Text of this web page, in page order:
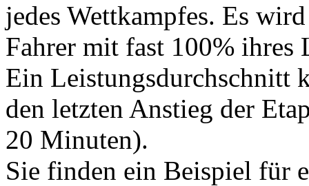
jedes Wettkampfes. Es
Fahrer mit fast 100% ihres
Ein Leistungsdurchschnitt
den letzten Anstieg der
20 Minuten).
Sie finden ein Beispiel für